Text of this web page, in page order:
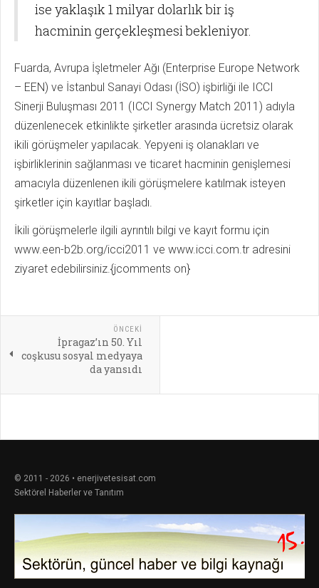
ise yaklaşık 1 milyar dolarlık bir iş
hacminin gerçekleşmesi bekleniyor.
Fuarda, Avrupa İşletmeler Ağı (Enterprise Europe Network
– EEN) ve İstanbul Sanayi Odası (İSO) işbirliği ile ICCI
Sinerji Buluşması 2011 (ICCI Synergy Match 2011) adıyla
düzenlenecek etkinlikte şirketler arasında ücretsiz olarak
ikili görüşmeler yapılacak. Yepyeni iş olanakları ve
işbirliklerinin sağlanması ve ticaret hacminin genişlemesi
amacıyla düzenlenen ikili görüşmelere katılmak isteyen
şirketler için kayıtlar başladı.
İkili görüşmelerle ilgili ayrıntılı bilgi ve kayıt formu için
www.een-b2b.org/icci2011 ve www.icci.com.tr adresini
ziyaret edebilirsiniz.{jcomments on}
ÖNCEKI
İpragaz’ın 50. Yıl
coşkusu sosyal medyaya
da yansıdı
© 2011 - 2026 • enerjivetesisat.com
Sektörel Haberler ve Tanıtım